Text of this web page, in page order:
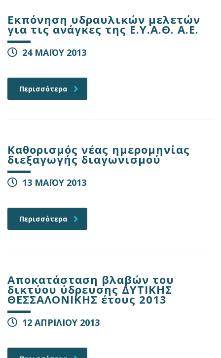
Εκπόνηση υδραυλικών μελετών
για τις ανάγκες της Ε.Υ.Α.Θ. Α.Ε.
24 ΜΑΪΟΥ 2013
Περισσότερα
Καθορισμός νέας ημερομηνίας
διεξαγωγής διαγωνισμού
13 ΜΑΪΟΥ 2013
Περισσότερα
Αποκατάσταση βλαβών του
δικτύου ύδρευσης ΔΥΤΙΚΗΣ
ΘΕΣΣΑΛΟΝΙΚΗΣ έτους 2013
12 ΑΠΡΙΛΙΟΥ 2013